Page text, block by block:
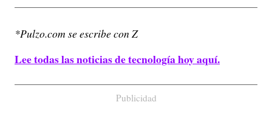
*Pulzo.com se escribe con Z
Lee todas las noticias de tecnología hoy aquí.
Publicidad